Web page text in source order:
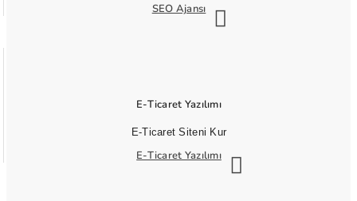
SEO Ajansı
E-Ticaret Yazılımı
E-Ticaret Siteni Kur
E-Ticaret Yazılımı